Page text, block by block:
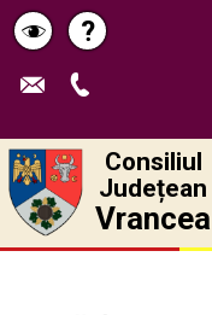
Schimbă
contrastul
Pagina
de
?
Consiliul
Județean
Vrancea